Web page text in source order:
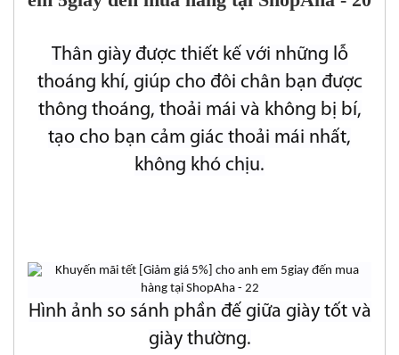
Thân giày được thiết kế với những lỗ
thoáng khí, giúp cho đôi chân bạn được
thông thoáng, thoải mái và không bị bí,
tạo cho bạn cảm giác thoải mái nhất,
không khó chịu.
Hình ảnh so sánh phần đế giữa giày tốt và
giày thường.